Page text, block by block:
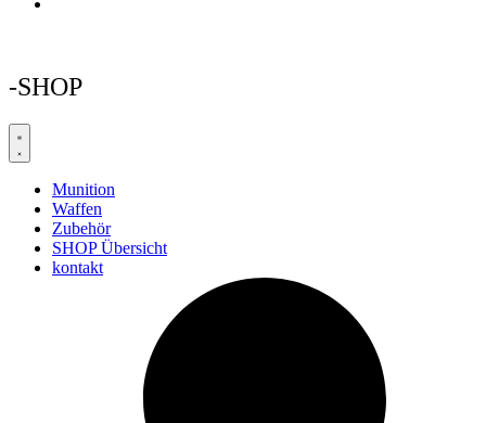
-SHOP
Munition
Waffen
Zubehör
SHOP Übersicht
kontakt